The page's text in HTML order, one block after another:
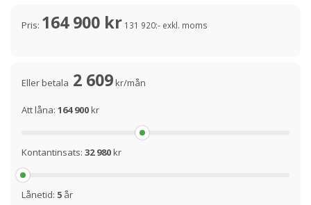
Pris: 164 900 kr 131 920:- exkl. moms
Eller betala 2 609kr/mån
Att låna: 164 900kr
Kontantinsats: 32 980kr
Lånetid: 5 år